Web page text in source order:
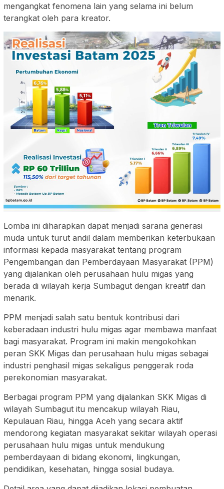
mengangkat fenomena lain yang selama ini belum
terangkat oleh para kreator.
Lomba ini diharapkan dapat menjadi sarana generasi
muda untuk turut andil dalam memberikan keterbukaan
informasi kepada masyarakat tentang program
Pengembangan dan Pemberdayaan Masyarakat (PPM)
yang dijalankan oleh perusahaan hulu migas yang
berada di wilayah kerja Sumbagut dengan kreatif dan
menarik.
PPM menjadi salah satu bentuk kontribusi dari
keberadaan industri hulu migas agar membawa manfaat
bagi masyarakat. Program ini makin mengokohkan
peran SKK Migas dan perusahaan hulu migas sebagai
industri penghasil migas sekaligus penggerak roda
perekonomian masyarakat.
Berbagai program PPM yang dijalankan SKK Migas di
wilayah Sumbagut itu mencakup wilayah Riau,
Kepulauan Riau, hingga Aceh yang secara aktif
mendorong kegiatan masyarakat sekitar wilayah operasi
perusahaan hulu migas untuk mendukung
pemberdayaan di bidang ekonomi, lingkungan,
pendidikan, kesehatan, hingga sosial budaya.